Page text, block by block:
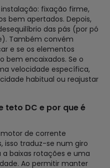
fixação firme,
bem apertados. Depois,
das pás (por pó
Também convém
e se os elementos
bem encaixados. Se o
velocidade específica,
habitual ou reajustar
teto DC e por que é
de corrente
isso traduz-se num giro
baixas rotações e uma
Ao permitir manter